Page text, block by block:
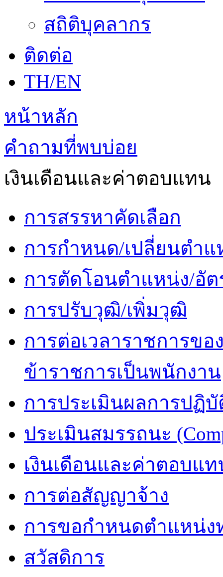
สถิติบุคลากร
ติดต่อ
TH/EN
หน้าหลัก
คำถามที่พบบ่อย
เงินเดือนและค่าตอบแทน
การสรรหาคัดเลือก
การกำหนด/เปลี่ยนตำแ
การตัดโอนตำแหน่ง/อัต
การปรับวุฒิ/เพิ่มวุฒิ
การต่อเวลาราชการข
ข้าราชการเป็นพนักงาน
การประเมินผลการปฏิบั
ประเมินสมรรถนะ
เงินเดือนและค่าตอบแ
การต่อสัญญาจ้าง
การขอกำหนดตำแหน่ง
สวัสดิการ